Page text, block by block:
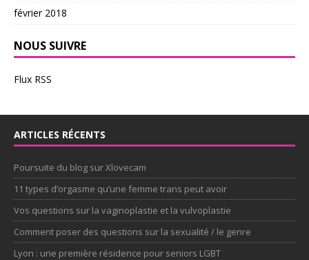
février 2018
NOUS SUIVRE
Flux RSS
ARTICLES RÉCENTS
Poursuite du blog sur Xlovecam
11 types d’orgasme qu’une femme trans peut avoir
Vos questions sur la vaginoplastie et la vulvoplastie
Comment poser des questions sur la sexualité / le genre
Lyon : une première résidence pour seniors LGBT